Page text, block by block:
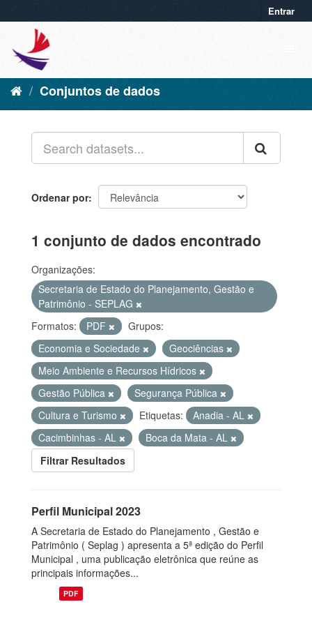
Entrar
Conjuntos de dados
Ordenar por
1 conjunto de dados encontrado
Organizações:
Secretaria de Estado do Planejamento, Gestão e
Patrimônio - SEPLAG
Formatos:
PDF
Grupos:
Economia e Sociedade
Geociências
Meio Ambiente e Recursos Hídricos
Gestão Pública
Segurança Pública
Cultura e Turismo
Etiquetas:
Anadia - AL
Cacimbinhas - AL
Boca da Mata - AL
Filtrar Resultados
Perfil Municipal 2023
A Secretaria de Estado do Planejamento , Gestão e
Patrimônio ( Seplag ) apresenta a 5ª edição do Perfil
Municipal , uma publicação eletrônica que reúne as
principais informações...
PDF